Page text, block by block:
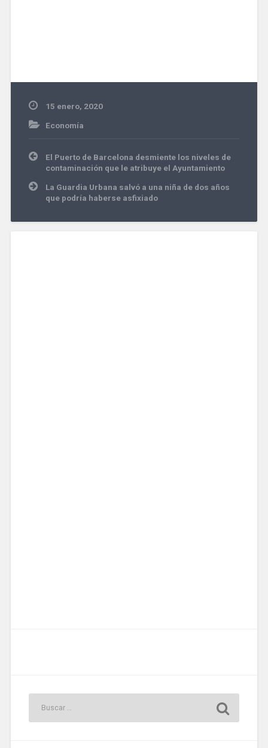
15 enero, 2020
Economía
Navegación
de
entradas
El Puerto de Barcelona desmiente los niveles de
contaminación que le atribuye el Ayuntamiento
La Guardia Urbana salvó a una niña de dos años
que podría haberse asfixiado